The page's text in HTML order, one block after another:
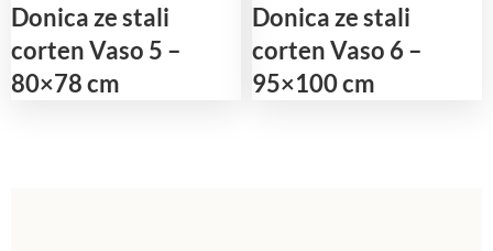
Donica ze stali
corten Vaso 5 –
80×78 cm
Donica ze stali
corten Vaso 6 –
95×100 cm